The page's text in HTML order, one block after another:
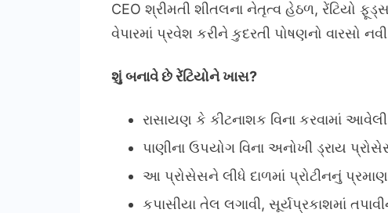
CEO શ્રીમતી શીતલના નેતૃત્વ હેઠળ, રેંટિયો
વેપારમાં પ્રવેશ કરીને કુદરતી પોષણનો વારસો
શું બનાવે છે રેંટિયોને ખાસ?
રાસાયણ કે કીટનાશક વિના કરવામાં
પાણીના ઉપયોગ વિના અનોખી ડ્રાય
આ પ્રોસેસને લીધે દાળમાં પ્રોટીનનું
કપાસીયા તેલ લગાવી, સૂર્યપ્રકાશમાં